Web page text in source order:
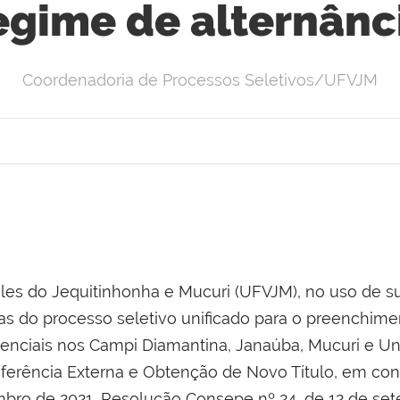
de
Coordenadoria de Processos Seletivos/UFVJM
do Jequitinhonha e Mucuri (UFVJM), no uso de
do processo seletivo unificado para o
nos Campi Diamantina, Janaúba, Mucuri e
Externa e Obtenção de Novo Título, em